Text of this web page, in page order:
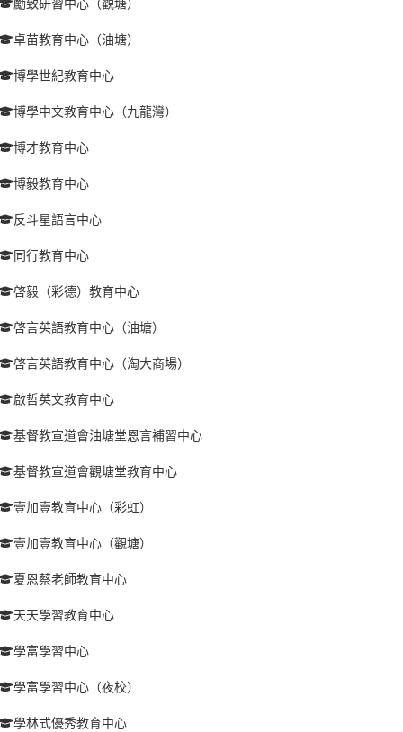
卓苗教育中心（油塘）
博學世紀教育中心
博學中文教育中心（九龍灣）
博才教育中心
博毅教育中心
反斗星語言中心
同行教育中心
啓毅（彩德）教育中心
啓言英語教育中心（油塘）
啓言英語教育中心（淘大商場）
啟哲英文教育中心
基督教宣道會油塘堂恩言補習中心
基督教宣道會觀塘堂教育中心
壹加壹教育中心（彩虹）
壹加壹教育中心（觀塘）
夏恩蔡老師教育中心
天天學習教育中心
學富學習中心
學富學習中心（夜校）
學林式優秀教育中心